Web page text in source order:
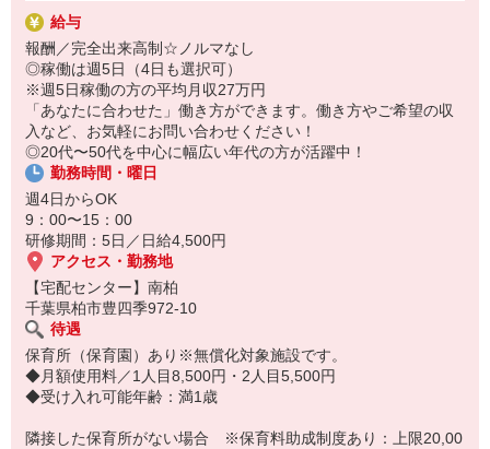
☆ココがPoint☆
・職場の近くに保育所があるから、送り迎えの時間の心配がいりま
せん
・隣接した保育所がない場合は保育料助成制度あり
・家事・夕食の支度なども余裕をもってできます！
給与
報酬／完全出来高制☆ノルマなし
◎稼働は週5日（4日も選択可）
※週5日稼働の方の平均月収27万円
「あなたに合わせた」働き方ができます。働き方やご希望の収
入など、お気軽にお問い合わせください！
◎20代〜50代を中心に幅広い年代の方が活躍中！
勤務時間・曜日
週4日からOK
9：00〜15：00
研修期間：5日／日給4,500円
アクセス・勤務地
【宅配センター】南柏
千葉県柏市豊四季972-10
待遇
保育所（保育園）あり※無償化対象施設です。
◆月額使用料／1人目8,500円・2人目5,500円
◆受け入れ可能年齢：満1歳
隣接した保育所がない場合 ※保育料助成制度あり：上限20,00